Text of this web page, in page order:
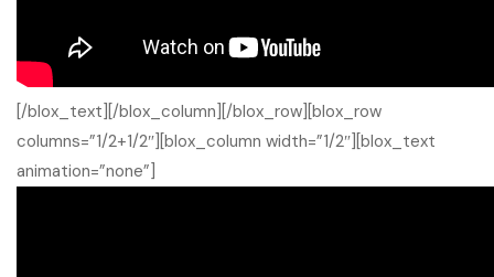
[/blox_text][/blox_column][/blox_row][blox_row
columns=”1/2+1/2″][blox_column width=”1/2″][blox_text
animation=”none”]